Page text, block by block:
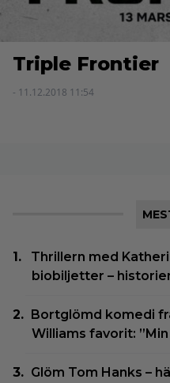
Triple Frontier
- 11.12.2018 11:54
Thrillern med
biobiljetter –
Bortglömd komedi
Williams favorit:
Glöm Tom Hanks –